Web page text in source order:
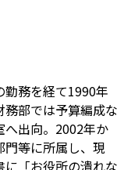
務を経て1990年
部では予算編成な
へ出向。2002年か
等に所属し、現
「お役所の潰れな